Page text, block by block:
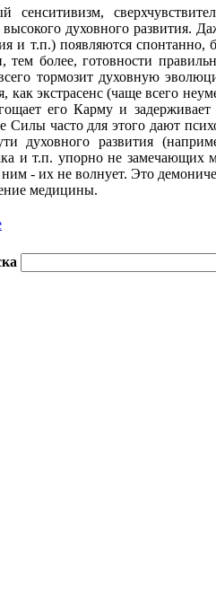
духовного развития.
и т.п.) появляются спонтанно,
тем более, готовности
тормозит духовную
как экстрасенс (чаще всего
его Карму и
Силы часто для этого дают
духовного развития
и т.п. упорно не замечающих
- их не волнует. Это
медицины.